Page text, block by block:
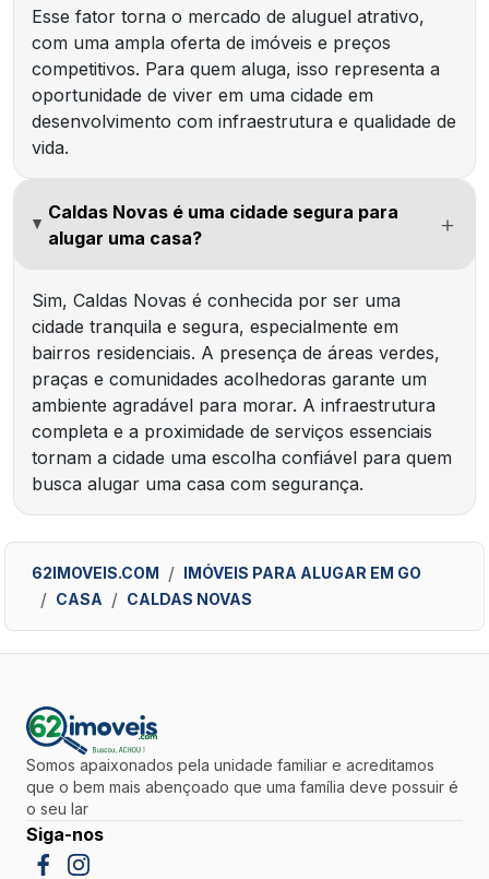
Esse fator torna o mercado de aluguel atrativo,
com uma ampla oferta de imóveis e preços
competitivos. Para quem aluga, isso representa a
oportunidade de viver em uma cidade em
desenvolvimento com infraestrutura e qualidade de
vida.
Caldas Novas é uma cidade segura para
alugar uma casa?
Sim, Caldas Novas é conhecida por ser uma
cidade tranquila e segura, especialmente em
bairros residenciais. A presença de áreas verdes,
praças e comunidades acolhedoras garante um
ambiente agradável para morar. A infraestrutura
completa e a proximidade de serviços essenciais
tornam a cidade uma escolha confiável para quem
busca alugar uma casa com segurança.
62IMOVEIS.COM
IMÓVEIS PARA ALUGAR EM GO
CASA
CALDAS NOVAS
Somos apaixonados pela unidade familiar e acreditamos
que o bem mais abençoado que uma família deve possuir é
o seu lar
Siga-nos